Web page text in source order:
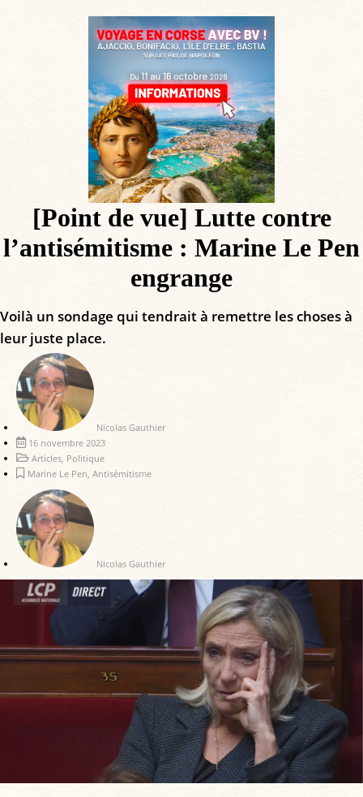
[Point de vue] Lutte contre
l’antisémitisme : Marine Le Pen
engrange
Voilà un sondage qui tendrait à remettre les choses à
leur juste place.
Nicolas Gauthier
16 novembre 2023
Articles Politique
Marine Le Pen Antisémitisme
Nicolas Gauthier